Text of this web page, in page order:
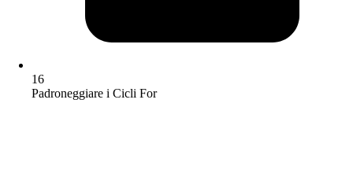
16
Padroneggiare i Cicli For